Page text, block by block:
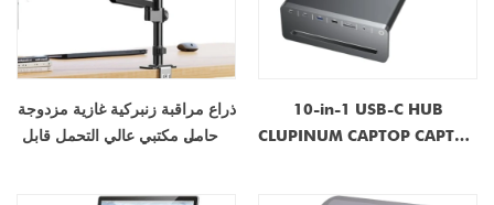
ذراع مراقبة زنبركية غازية مزدوجة
| حامل مكتبي عالي التحمل قابل
10-in-1 USB-C HUB
CLUPINUM CAPTOP CAPTOP